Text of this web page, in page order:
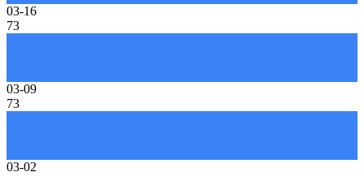
03-16
73
03-09
73
03-02